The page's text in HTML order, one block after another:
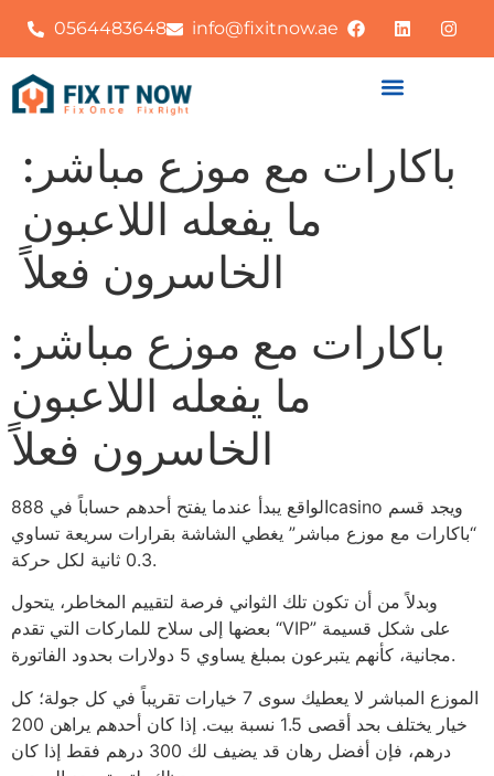
0564483648 info@fixitnow.ae
باكارات مع موزع مباشر:
ما يفعله اللاعبون
الخاسرون فعلاً
باكارات مع موزع مباشر:
ما يفعله اللاعبون
الخاسرون فعلاً
الواقع يبدأ عندما يفتح أحدهم حساباً في 888casino ويجد قسم
“باكارات مع موزع مباشر” يغطي الشاشة بقرارات سريعة تساوي
0.3 ثانية لكل حركة.
وبدلاً من أن تكون تلك الثواني فرصة لتقييم المخاطر، يتحول
بعضها إلى سلاح للماركات التي تقدم “VIP” على شكل قسيمة
مجانية، كأنهم يتبرعون بمبلغ يساوي 5 دولارات بحدود الفاتورة.
الموزع المباشر لا يعطيك سوى 7 خيارات تقريباً في كل جولة؛ كل
خيار يختلف بحد أقصى 1.5 نسبة بيت. إذا كان أحدهم يراهن 200
درهم، فإن أفضل رهان قد يضيف لك 300 درهم فقط إذا كان